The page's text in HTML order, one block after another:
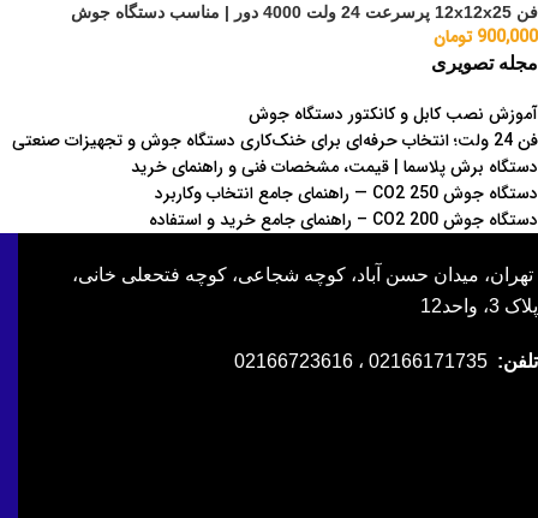
فن 12x12x25 پرسرعت 24 ولت 4000 دور | مناسب دستگاه جوش
900,000 تومان
مجله تصویری
آموزش نصب کابل و کانکتور دستگاه جوش
فن 24 ولت؛ انتخاب حرفه‌ای برای خنک‌کاری دستگاه جوش و تجهیزات صنعتی
دستگاه برش پلاسما | قیمت، مشخصات فنی و راهنمای خرید
دستگاه جوش CO2 250 — راهنمای جامع انتخاب وکاربرد
دستگاه جوش CO2 200 – راهنمای جامع خرید و استفاده
تهران، میدان حسن آباد، کوچه شجاعی، کوچه فتحعلی خانی،
پلاک 3، واحد12
تلفن: